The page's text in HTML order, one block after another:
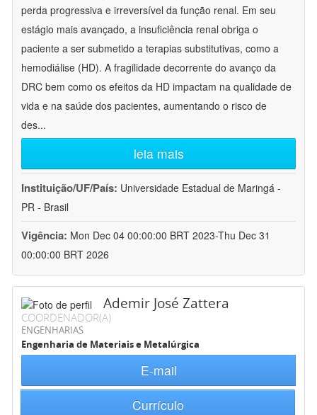
perda progressiva e irreversível da função renal. Em seu
estágio mais avançado, a insuficiência renal obriga o
paciente a ser submetido a terapias substitutivas, como a
hemodiálise (HD). A fragilidade decorrente do avanço da
DRC bem como os efeitos da HD impactam na qualidade de
vida e na saúde dos pacientes, aumentando o risco de
des...
leia mais
Instituição/UF/País: Universidade Estadual de Maringá -
PR - Brasil
Vigência: Mon Dec 04 00:00:00 BRT 2023-Thu Dec 31
00:00:00 BRT 2026
Ademir José Zattera
COORDENADOR(A)
ENGENHARIAS
Engenharia de Materiais e Metalúrgica
E-mail
Currículo